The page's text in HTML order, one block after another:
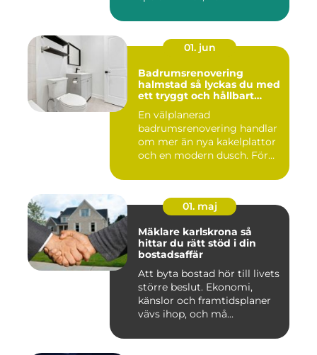
01. jun
Badrumsrenovering
halmstad så lyckas du med
ett tryggt och hållbart
En välplanerad
badrumsrenovering handlar
om mer än nya kakelplattor
och en modern dusch. För
01. maj
Mäklare karlskrona så
hittar du rätt stöd i din
bostadsaffär
Att byta bostad hör till livets
större beslut. Ekonomi,
känslor och framtidsplaner
vävs ihop, och må...